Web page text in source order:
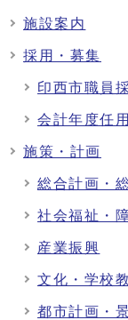
施設案内
採用・募集
印西市職員
会計年度任
施策・計画
総合計画・
社会福祉・
産業振興
文化・学校
都市計画・